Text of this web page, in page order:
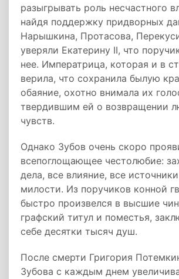
разыгрывать роль несчастного
найдя поддержку придворных
Нарышкина, Протасова,
уверяли Екатерину II, что
нее. Императрица, которая и в
верила, что сохранила былую
обаяние, охотно внимала их
твердившим ей о возвращении
чувств.
Однако Зубов очень скоро
всепоглощающее честолюбие:
дела, все влияние, все
милости. Из поручиков конной
быстро произвелся в высшие
графский титул и поместья,
себе десятки тысяч душ.
После смерти Григория
Зубова с каждым днем